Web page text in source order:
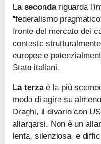
La secondariguarda
"federalismo
fronte del mercato dei
contesto
europee e
Stato italiani.
La terzaè la più
modo di agire su
Draghi, il divario con
allargarsi. Non è un
lenta, silenziosa, e